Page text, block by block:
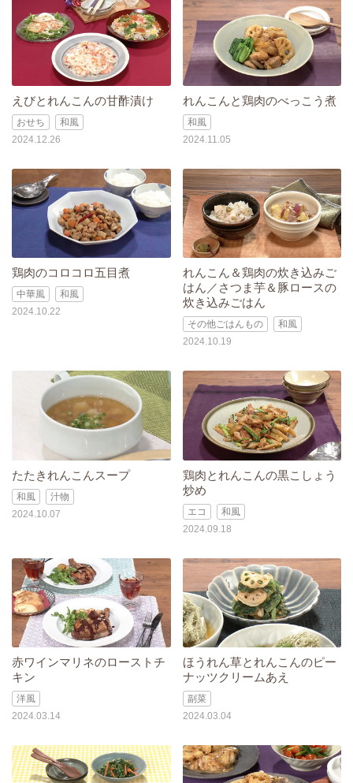
えびとれんこんの甘酢漬け
おせち
和風
2024.12.26
れんこんと鶏肉のべっこう煮
和風
2024.11.05
鶏肉のコロコロ五目煮
中華風
和風
2024.10.22
れんこん＆鶏肉の炊き込みご
はん／さつま芋＆豚ロースの
炊き込みごはん
その他ごはんもの
和風
2024.10.19
たたきれんこんスープ
和風
汁物
2024.10.07
鶏肉とれんこんの黒こしょう
炒め
エコ
和風
2024.09.18
赤ワインマリネのローストチ
キン
洋風
2024.03.14
ほうれん草とれんこんのピー
ナッツクリームあえ
副菜
2024.03.04